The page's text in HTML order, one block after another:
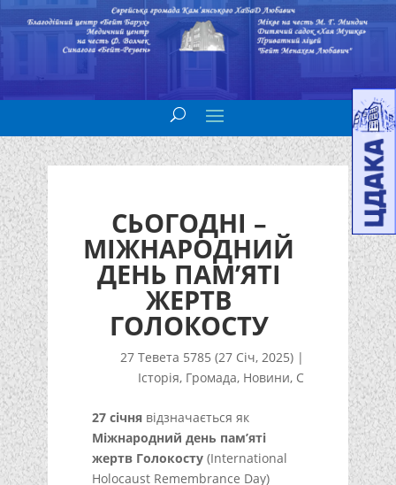
СЬОГОДНІ –
МІЖНАРОДНИЙ
ДЕНЬ ПАМ’ЯТІ
ЖЕРТВ
ГОЛОКОСТУ
27 Тевета 5785 (27 Січ, 2025) |
Історія, Громада, Новини, С
27 січнявідзначається як
Міжнародний день пам’яті
жертв Голокосту(International
Holocaust Remembrance Day)